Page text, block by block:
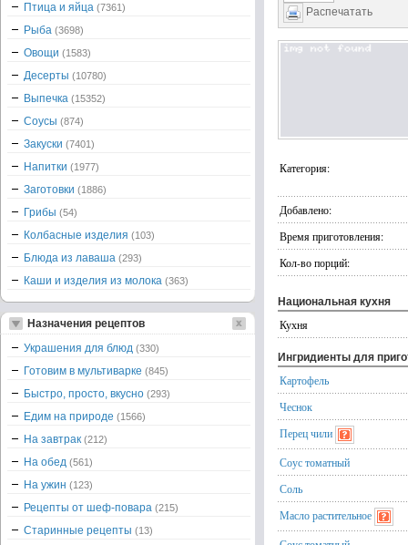
Распечатать
Категория:
Добавлено:
Время приготовления:
Кол-во порций:
Национальная кухня
Кухня
Ингридиенты для
Картофель
Чеснок
Перец чили
Соус томатный
Соль
Масло растительное
Птица и яйца (7361)
Рыба (3698)
Овощи (1583)
Десерты (10780)
Выпечка (15352)
Соусы (874)
Закуски (7401)
Напитки (1977)
Заготовки (1886)
Грибы (54)
Колбасные изделия (103)
Блюда из лаваша (293)
Каши и изделия из молока (363)
Назначения рецептов
Украшения для блюд (330)
Готовим в мультиварке (845)
Быстро, просто, вкусно (293)
Едим на природе (1566)
На завтрак (212)
На обед (561)
На ужин (123)
Рецепты от шеф-повара (215)
Старинные рецепты (13)